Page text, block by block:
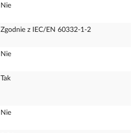
Nie
Zgodnie z IEC/EN 60332-1-2
Nie
Tak
Nie